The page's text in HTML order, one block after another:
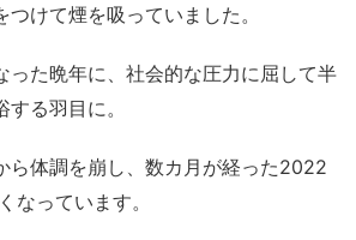
けて煙を吸っていました。
った晩年に、社会的な圧力に屈して半
る羽目に。
ら体調を崩し、数カ月が経った2022
なっています。